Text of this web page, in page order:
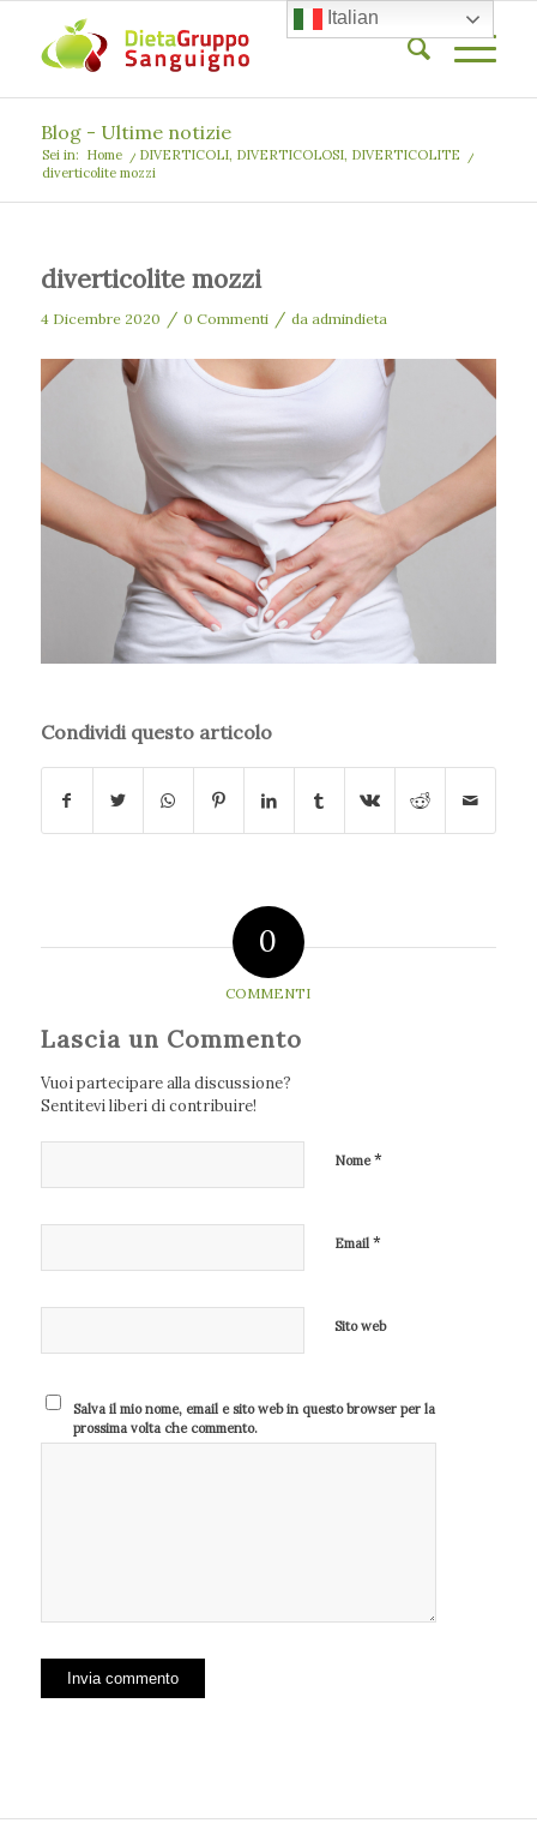
Blog - Ultime notizie
Sei in: Home / DIVERTICOLI, DIVERTICOLOSI, DIVERTICOLITE
/
diverticolite mozzi
diverticolite mozzi
4 Dicembre 2020 / 0 Commenti / da admindieta
Condividi questo articolo
0
COMMENTI
Lascia un Commento
Vuoi partecipare alla discussione?
Sentitevi liberi di contribuire!
Nome*
Email *
Sito web
Salva il mio nome, email e sito web in questo browser per la
prossima volta che commento.
Italian